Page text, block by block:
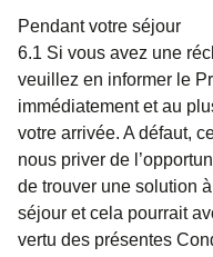
Pendant votre séjour
6.1 Si vous avez une
veuillez en informer le
immédiatement et au
votre arrivée. A défaut,
nous priver de
de trouver une solution
séjour et cela pourrait
vertu des présentes